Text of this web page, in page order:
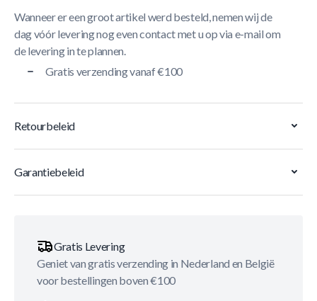
Wanneer er een groot artikel werd besteld, nemen wij de
dag vóór levering nog even contact met u op via e-mail om
de levering in te plannen.
Gratis verzending vanaf €100
Retourbeleid
Garantiebeleid
Gratis Levering
Geniet van gratis verzending in Nederland en België
voor bestellingen boven €100